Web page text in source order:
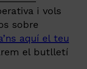
i vols
sobre
aquí el teu
el butlletí